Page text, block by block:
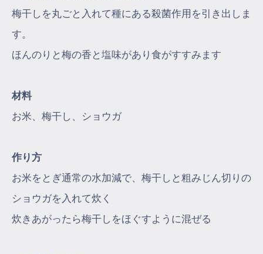
梅干しを丸ごと入れて種にある殺菌作用を引き出しま
す。
ほんのりと梅の香と塩味があり食がすすみます
材料
お米、梅干し、ショウガ
作り方
お米をとぎ通常の水加減で、梅干しと粗みじん切りの
ショウガを入れて炊く
炊きあがったら梅干しをほぐすように混ぜる